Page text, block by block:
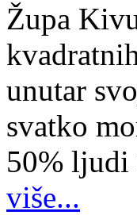
Župa
unutar
svatko
50% ljudi
više...